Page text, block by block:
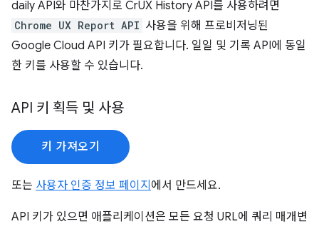
daily API와 마찬가지로 CrUX History API를 사용하려면
Chrome UX Report API 사용을 위해 프로비저닝된
Google Cloud API 키가 필요합니다. 일일 및 기록 API에 동일
한 키를 사용할 수 있습니다.
API 키 획득 및 사용
키 가져오기
또는 사용자 인증 정보 페이지 에서 만드세요.
API 키가 있으면 애플리케이션은 모든 요청 URL에 쿼리 매개변